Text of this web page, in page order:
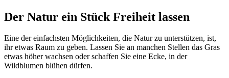
Der Natur ein Stück Freiheit lassen
Eine der einfachsten Möglichkeiten, die Natur zu unterstützen, ist,
ihr etwas Raum zu geben. Lassen Sie an manchen Stellen das Gras
etwas höher wachsen oder schaffen Sie eine Ecke, in der
Wildblumen blühen dürfen.